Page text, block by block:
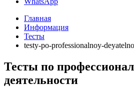
Главная
Информация
Тесты
testy-po-professionalnoy-
Тесты по
деятельности